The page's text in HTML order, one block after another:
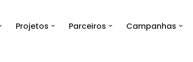
Projetos Parceiros Campanhas